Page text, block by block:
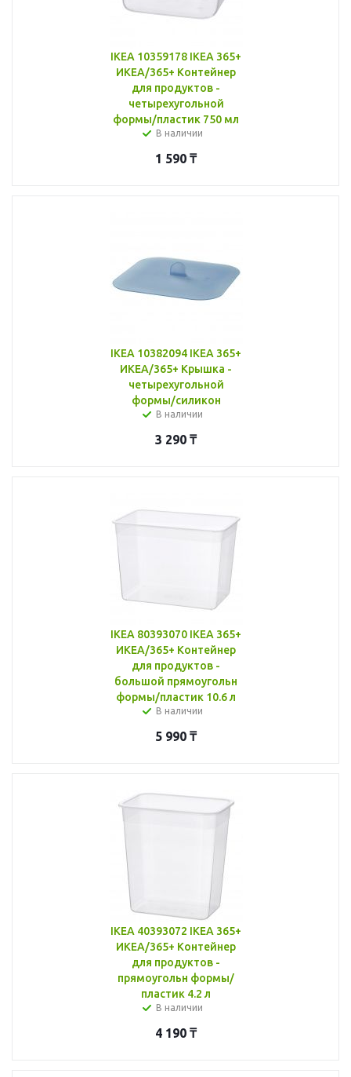
IKEA 10359178 IKEA 365+
ИКЕА/365+ Контейнер
для продуктов -
четырехугольной
формы/пластик 750 мл
В наличии
1 590 ₸
IKEA 10382094 IKEA 365+
ИКЕА/365+ Крышка -
четырехугольной
формы/силикон
В наличии
3 290 ₸
IKEA 80393070 IKEA 365+
ИКЕА/365+ Контейнер
для продуктов -
большой прямоугольн
формы/пластик 10.6 л
В наличии
5 990 ₸
IKEA 40393072 IKEA 365+
ИКЕА/365+ Контейнер
для продуктов -
прямоугольн формы/
пластик 4.2 л
В наличии
4 190 ₸